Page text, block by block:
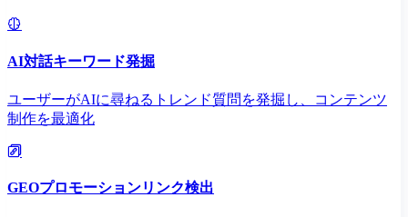
AI対話キーワード発掘
ユーザーがAIに尋ねるトレンド質問を発掘し、コンテンツ
制作を最適化
GEOプロモーションリンク検出